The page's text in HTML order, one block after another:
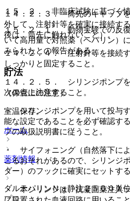
１５．２． 非臨床試験に基づく
１５．２．１． 動物実験での反
いて高用量で対照薬（ヘパリン）
みられたとの報告がある。
貯法
（保管上の注意）
室温保存。
ホーム
薬剤情報
ダルテパリンＮａ静注２５００単
プロ」
１４．２．３． 筒先のキャップ
外して、注射針等を確実に接続す
後は、筒先に触れないこと）。
１４．２．４． 注射針等を接続す
しっかりと固定すること。
１４．２．５． シリンジポンプ
次の点に注意すること。
・ シリンジポンプを用いて投与
能な設定であることを必ず確認す
プの取扱説明書に従うこと。
・ サイフォニング（自然落下に
こるおそれがあるので、シリンジ
ダー）のフックに確実にセットする
・ 本シリンジは、抗凝固薬注入